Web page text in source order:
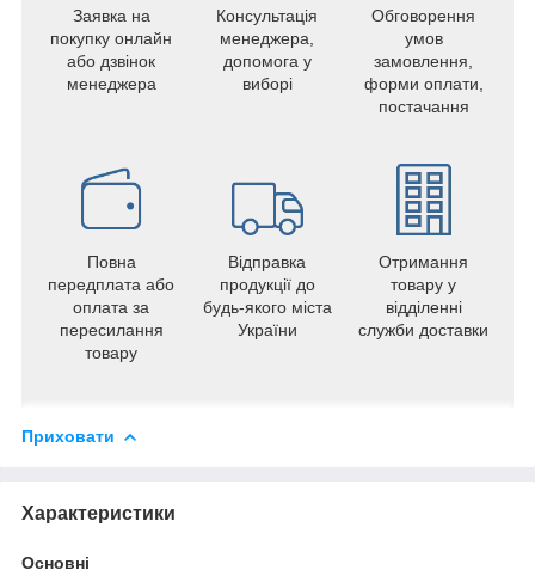
Заявка на
покупку онлайн
або дзвінок
менеджера
Консультація
менеджера,
допомога у
виборі
Обговорення
умов
замовлення,
форми оплати,
постачання
Повна
передплата або
оплата за
пересилання
товару
Відправка
продукції до
будь-якого міста
України
Отримання
товару у
відділенні
служби доставки
Приховати
Характеристики
Основні